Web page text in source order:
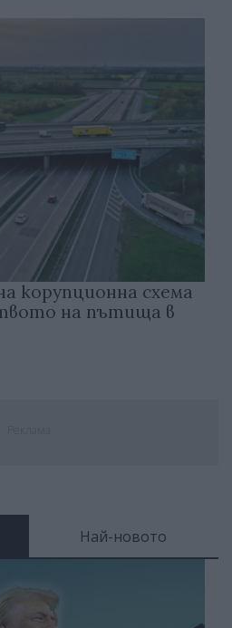
корупционна схема
на пътища в
Най-новото